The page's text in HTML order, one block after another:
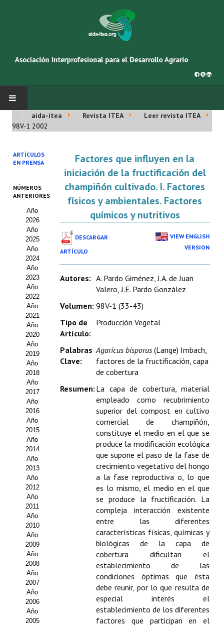
INICIO
Asociación AIDA
Cincuentenario AIDA
Organigrama
Estatutos
Hacerse socio
Noticias
Galería de Fotos
Web AIDA 2.0
REVISTA ITEA
Presentación ITEA
Equipo Editorial
Leer revista ITEA
Directrices para autores/as
Políticas Editoriales
Propuesta Volumen Especial
Sello Calidad FECYT
Premio Prensa Agraria
Buscador de Artículos
JORNADAS AIDA
Presentación Jornadas
Comunicaciones
Jornadas PAM 2026
aida-itea Revista ITEA
Leer revista ITEA
98V-1 2002
ARTÍCULOS
EN PRENSA
NÚMEROS
ANTERIORES
Año
2026
Año
2025
Año
2024
Año
2023
Año
2022
Año
2021
Año
2020
Año
2019
Año
2018
Año
2017
Año
2016
Año
2015
Año
2014
Año
2013
Año
2012
Año
2011
Año
2010
Año
2009
Año
2008
Año
2007
Año
2006
Año
2005
Factores que influyen en la
iniciación de la fructificación del
champiñón cultivado. I. Factores
físicos y ambientales. Factores
químicos y nutritivos
DESCARGAR
ARTÍCULO
VIEW ENGLISH
VERSION
Autores: A. Pardo Giménez, J.A. de Juan
Valero, J.E. Pardo González
Volumen: 98V-1 (33-43)
Tipo de
Artículo:
Producción Vegetal
Palabras
Clave:
Agaricus bisporus (Lange) Imbach,
factores de la fructificación, capa
de cobertura
Resumen: La capa de cobertura, material
empleado como recubrimiento
superior del compost en cultivo
comercial de champiñón,
constituye el medio en el que se
produce la modificación ecológica
que supone el paso de la fase de
crecimiento vegetativo del hongo
a la fase reproductiva o, lo que
es lo mismo, el medio en el que
se produce la fructificación. La
compleja interacción existente
entre las diferentes
características físicas, químicas y
biológicas de la capa de
cobertura dificultan el
establecimiento de las
condiciones óptimas que ésta
debe reunir, por lo que resulta de
especial interés el
establecimiento de los diferentes
factores que participan en el